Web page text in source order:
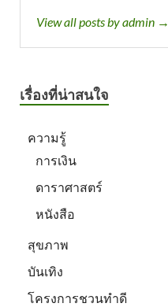
View all posts by admin →
เรื่องที่น่าสนใจ
ความรู้
การเงิน
ดาราศาสตร์
หนังสือ
สุขภาพ
บันเทิง
โครงการชวนทำดี